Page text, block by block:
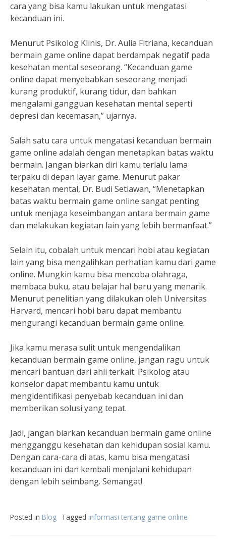
cara yang bisa kamu lakukan untuk mengatasi
kecanduan ini.
Menurut Psikolog Klinis, Dr. Aulia Fitriana, kecanduan
bermain game online dapat berdampak negatif pada
kesehatan mental seseorang. “Kecanduan game
online dapat menyebabkan seseorang menjadi
kurang produktif, kurang tidur, dan bahkan
mengalami gangguan kesehatan mental seperti
depresi dan kecemasan,” ujarnya.
Salah satu cara untuk mengatasi kecanduan bermain
game online adalah dengan menetapkan batas waktu
bermain. Jangan biarkan diri kamu terlalu lama
terpaku di depan layar game. Menurut pakar
kesehatan mental, Dr. Budi Setiawan, “Menetapkan
batas waktu bermain game online sangat penting
untuk menjaga keseimbangan antara bermain game
dan melakukan kegiatan lain yang lebih bermanfaat.”
Selain itu, cobalah untuk mencari hobi atau kegiatan
lain yang bisa mengalihkan perhatian kamu dari game
online. Mungkin kamu bisa mencoba olahraga,
membaca buku, atau belajar hal baru yang menarik.
Menurut penelitian yang dilakukan oleh Universitas
Harvard, mencari hobi baru dapat membantu
mengurangi kecanduan bermain game online.
Jika kamu merasa sulit untuk mengendalikan
kecanduan bermain game online, jangan ragu untuk
mencari bantuan dari ahli terkait. Psikolog atau
konselor dapat membantu kamu untuk
mengidentifikasi penyebab kecanduan ini dan
memberikan solusi yang tepat.
Jadi, jangan biarkan kecanduan bermain game online
mengganggu kesehatan dan kehidupan sosial kamu.
Dengan cara-cara di atas, kamu bisa mengatasi
kecanduan ini dan kembali menjalani kehidupan
dengan lebih seimbang. Semangat!
Posted in Blog Tagged informasi tentang game online